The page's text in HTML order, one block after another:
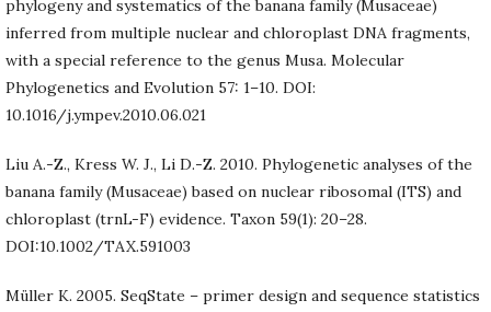
phylogeny and systematics of the banana family (Musaceae)
inferred from multiple nuclear and chloroplast DNA fragments,
with a special reference to the genus Musa. Molecular
Phylogenetics and Evolution 57: 1–10. DOI:
10.1016/j.ympev.2010.06.021
Liu A.-Z., Kress W. J., Li D.-Z. 2010. Phylogenetic analyses of the
banana family (Musaceae) based on nuclear ribosomal (ITS) and
chloroplast (trnL-F) evidence. Taxon 59(1): 20–28.
DOI:10.1002/TAX.591003
Müller K. 2005. SeqState – primer design and sequence statistics